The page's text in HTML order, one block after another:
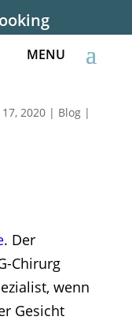
2020| Blog|
. Der
Chirurg
wenn
Gesicht